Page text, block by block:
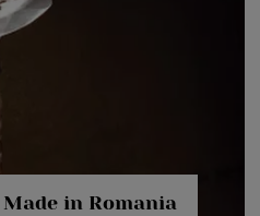
in Romania